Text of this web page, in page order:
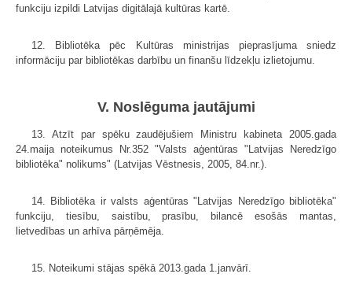
funkciju izpildi Latvijas digitālajā kultūras kartē.
12. Bibliotēka pēc Kultūras ministrijas pieprasījuma sniedz
informāciju par bibliotēkas darbību un finanšu līdzekļu izlietojumu.
V. Noslēguma jautājumi
13. Atzīt par spēku zaudējušiem Ministru kabineta 2005.gada
24.maija noteikumus Nr.352 "Valsts aģentūras "Latvijas Neredzīgo
bibliotēka" nolikums" (Latvijas Vēstnesis, 2005, 84.nr.).
14. Bibliotēka ir valsts aģentūras "Latvijas Neredzīgo bibliotēka"
funkciju, tiesību, saistību, prasību, bilancē esošās mantas,
lietvedības un arhīva pārņēmēja.
15. Noteikumi stājas spēkā 2013.gada 1.janvārī.